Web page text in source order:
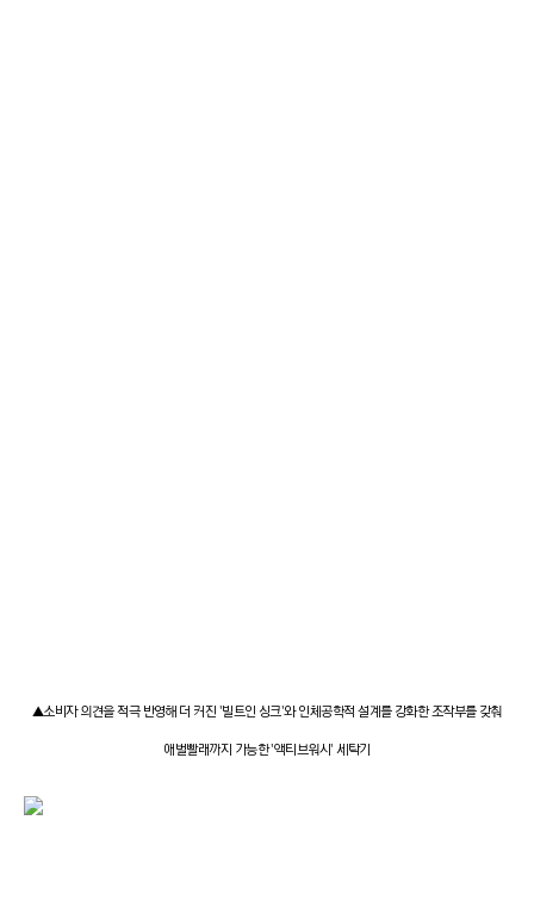
▲소비자 의견을 적극 반영해 더 커진 '빌트인 싱크'와 인체공학적 설계를 강화한 조작부를 갖춰
애벌빨래까지 가능한 '액티브워시' 세탁기